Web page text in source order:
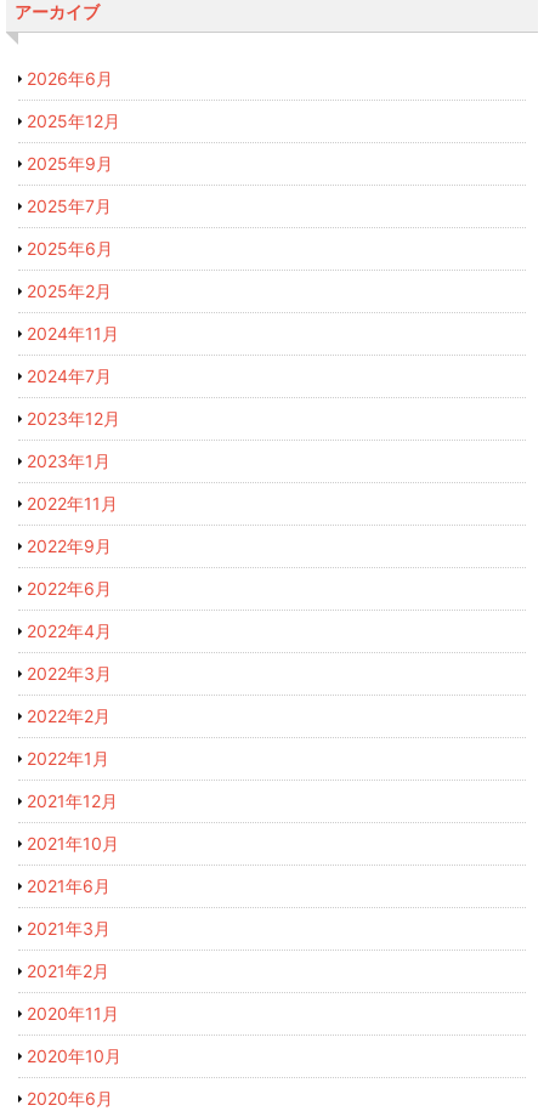
アーカイブ
2026年6月
2025年12月
2025年9月
2025年7月
2025年6月
2025年2月
2024年11月
2024年7月
2023年12月
2023年1月
2022年11月
2022年9月
2022年6月
2022年4月
2022年3月
2022年2月
2022年1月
2021年12月
2021年10月
2021年6月
2021年3月
2021年2月
2020年11月
2020年10月
2020年6月